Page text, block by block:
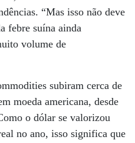
“Mas isso não deve
febre suína ainda
volume de
subiram cerca de
moeda americana, desde
o dólar se valorizou
no ano, isso significa que